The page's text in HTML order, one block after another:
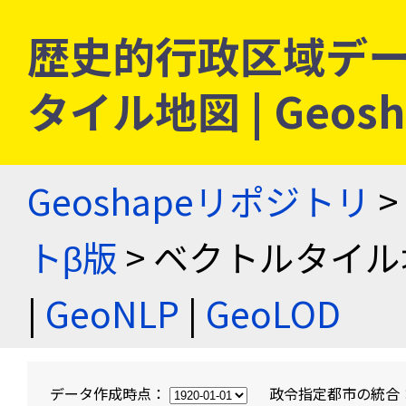
歴史的行政区域デ
タイル地図 |
Geoshapeリポジトリ >
トβ版 > ベクトルタイ
| GeoNLP | GeoLOD
データ作成時点： 政令指定都市の統